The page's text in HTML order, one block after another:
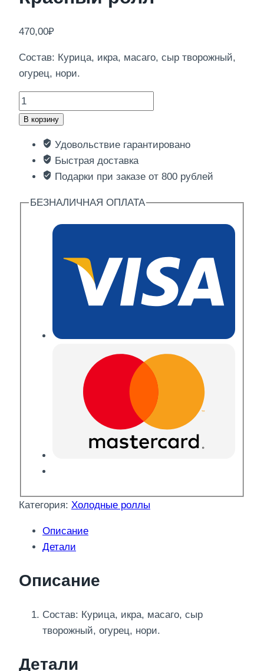
470,00₽
Состав: Курица, икра, масаго, сыр творожный,
огурец, нори.
Количество
товара
ролл
В корзину
Удовольствие гарантировано
Быстрая доставка
Подарки при заказе от 800 рублей
БЕЗНАЛИЧНАЯ ОПЛАТА
Категория: Холодные роллы
Описание
Детали
Описание
Состав: Курица, икра, масаго, сыр
творожный, огурец, нори.
Детали